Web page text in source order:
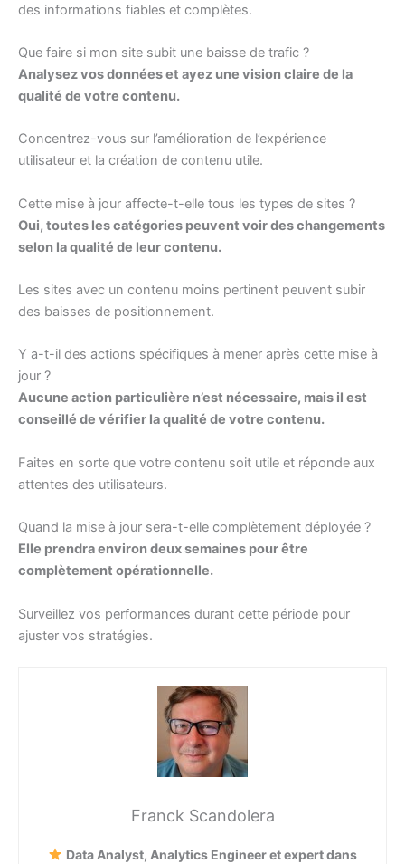
des informations fiables et complètes.
Que faire si mon site subit une baisse de trafic ?
Analysez vos données et ayez une vision claire de la
qualité de votre contenu.
Concentrez-vous sur l’amélioration de l’expérience
utilisateur et la création de contenu utile.
Cette mise à jour affecte-t-elle tous les types de sites ?
Oui, toutes les catégories peuvent voir des changements
selon la qualité de leur contenu.
Les sites avec un contenu moins pertinent peuvent subir
des baisses de positionnement.
Y a-t-il des actions spécifiques à mener après cette mise à
jour ?
Aucune action particulière n’est nécessaire, mais il est
conseillé de vérifier la qualité de votre contenu.
Faites en sorte que votre contenu soit utile et réponde aux
attentes des utilisateurs.
Quand la mise à jour sera-t-elle complètement déployée ?
Elle prendra environ deux semaines pour être
complètement opérationnelle.
Surveillez vos performances durant cette période pour
ajuster vos stratégies.
Franck Scandolera
Data Analyst, Analytics Engineer et expert dans